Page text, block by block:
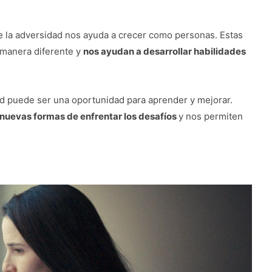
adversidad nos ayuda a crecer como personas. Estas
diferente y nos ayudan a desarrollar habilidades
ser una oportunidad para aprender y mejorar.
formas de enfrentar los desafíosy nos permiten